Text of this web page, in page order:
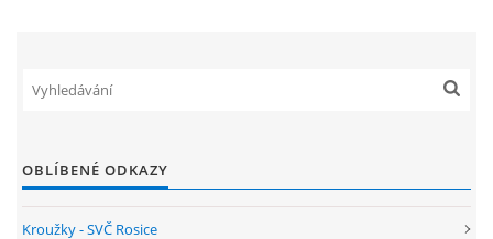
OBLÍBENÉ ODKAZY
Kroužky - SVČ Rosice